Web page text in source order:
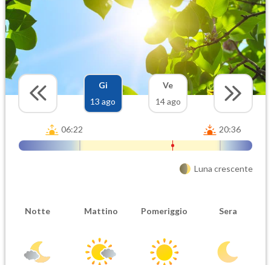
Gi
13 ago
Ve
14 ago
06:22 20:36
Luna crescente
Notte Mattino Pomeriggio Sera